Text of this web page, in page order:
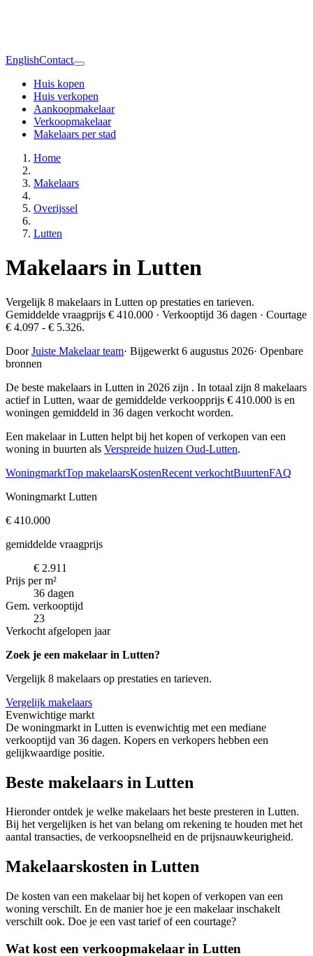
EnglishContact
Huis kopen
Huis verkopen
Aankoopmakelaar
Verkoopmakelaar
Makelaars per stad
Home
Makelaars
Overijssel
Lutten
Makelaars in Lutten
Vergelijk 8 makelaars in Lutten op prestaties en tarieven.
Gemiddelde vraagprijs € 410.000 · Verkooptijd 36 dagen · Courtage
€ 4.097 - € 5.326.
DoorJuiste Makelaar team· Bijgewerkt 6 augustus 2026· Openbare
bronnen
De beste makelaars in Lutten in 2026 zijn . In totaal zijn 8 makelaars
actief in Lutten, waar de gemiddelde verkoopprijs € 410.000 is en
woningen gemiddeld in 36 dagen verkocht worden.
Een makelaar in Lutten helpt bij het kopen of verkopen van een
woning in buurten als Verspreide huizen Oud-Lutten.
WoningmarktTop makelaarsKostenRecent verkochtBuurtenFAQ
Woningmarkt Lutten
€ 410.000
gemiddelde vraagprijs
€ 2.911
Prijs per m²
36 dagen
Gem. verkooptijd
23
Verkocht afgelopen jaar
Zoek je een makelaar in Lutten?
Vergelijk 8 makelaars op prestaties en tarieven.
Vergelijk makelaars
Evenwichtige markt
De woningmarkt in Lutten is evenwichtig met een mediane
verkooptijd van 36 dagen. Kopers en verkopers hebben een
gelijkwaardige positie.
Beste makelaars in Lutten
Hieronder ontdek je welke makelaars het beste presteren in Lutten.
Bij het vergelijken is het van belang om rekening te houden met het
aantal transacties, de verkoopsnelheid en de prijsnauwkeurigheid.
Makelaarskosten in Lutten
De kosten van een makelaar bij het kopen of verkopen van een
woning verschilt. En de manier hoe je een makelaar inschakelt
verschilt ook. Doe je een vast tarief of een courtage?
Wat kost een verkoopmakelaar in Lutten